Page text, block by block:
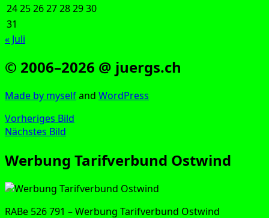
24252627282930
31
« Juli
© 2006–2026 @ juergs.ch
Made by mys­elfand Word­Press
Vorheriges Bild
Nächstes Bild
Werbung Tarifverbund Ostwind
RABe 526 791 – Wer­bung Tarif­ver­bund Ostwind